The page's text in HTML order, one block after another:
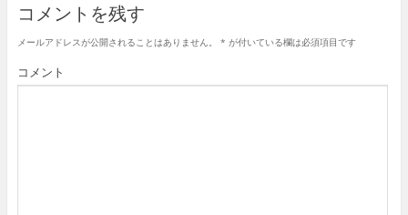
コメントを残す
メールアドレスが公開されることはありません。 * が付いている欄は必須項目です
コメント